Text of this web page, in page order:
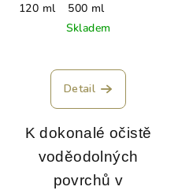
120 ml
500 ml
Skladem
Detail
K dokonalé očistě
voděodolných
povrchů v